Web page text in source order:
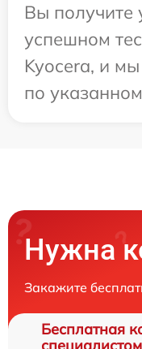
Вы получите
успешном
Kyocera, и
по
Нужна
Закажите
Бесплатная